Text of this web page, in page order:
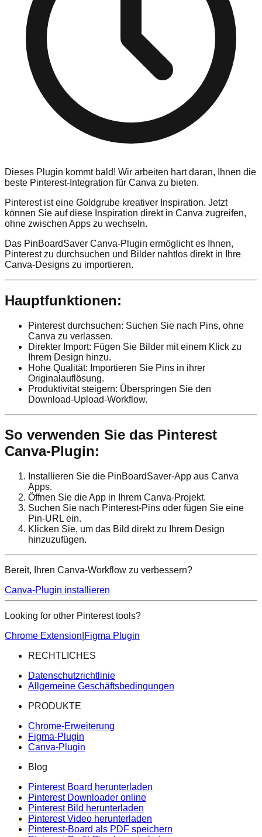
Dieses Plugin kommt bald! Wir arbeiten hart daran, Ihnen die
beste Pinterest-Integration für Canva zu bieten.
Pinterest ist eine Goldgrube kreativer Inspiration. Jetzt
können Sie auf diese Inspiration direkt in Canva zugreifen,
ohne zwischen Apps zu wechseln.
Das PinBoardSaver Canva-Plugin ermöglicht es Ihnen,
Pinterest zu durchsuchen und Bilder nahtlos direkt in Ihre
Canva-Designs zu importieren.
Hauptfunktionen:
Pinterest durchsuchen: Suchen Sie nach Pins, ohne
Canva zu verlassen.
Direkter Import: Fügen Sie Bilder mit einem Klick zu
Ihrem Design hinzu.
Hohe Qualität: Importieren Sie Pins in ihrer
Originalauflösung.
Produktivität steigern: Überspringen Sie den
Download-Upload-Workflow.
So verwenden Sie das Pinterest
Canva-Plugin:
Installieren Sie die PinBoardSaver-App aus Canva
Apps.
Öffnen Sie die App in Ihrem Canva-Projekt.
Suchen Sie nach Pinterest-Pins oder fügen Sie eine
Pin-URL ein.
Klicken Sie, um das Bild direkt zu Ihrem Design
hinzuzufügen.
Bereit, Ihren Canva-Workflow zu verbessern?
Canva-Plugin installieren
Looking for other Pinterest tools?
Chrome Extension Figma Plugin
RECHTLICHES
Datenschutzrichtlinie
Allgemeine Geschäftsbedingungen
PRODUKTE
Chrome-Erweiterung
Figma-Plugin
Canva-Plugin
Blog
Pinterest Board herunterladen
Pinterest Downloader online
Pinterest Bild herunterladen
Pinterest Video herunterladen
Pinterest-Board als PDF speichern